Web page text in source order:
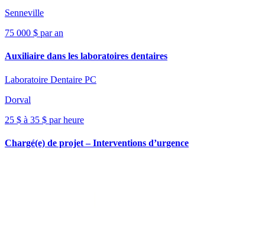
Senneville
75 000 $ par an
Auxiliaire dans les laboratoires dentaires
Laboratoire Dentaire PC
Dorval
25 $ à 35 $ par heure
Chargé(e) de projet – Interventions d’urgence